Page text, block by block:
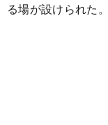
る場が設けられた。